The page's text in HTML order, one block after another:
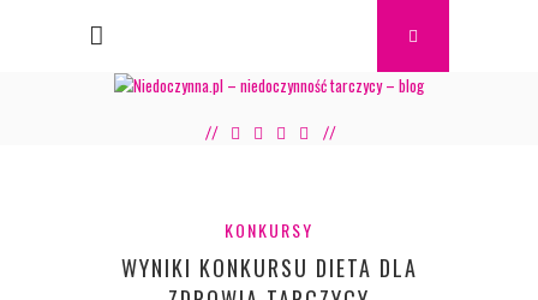
KONKURSY
WYNIKI KONKURSU DIETA DLA